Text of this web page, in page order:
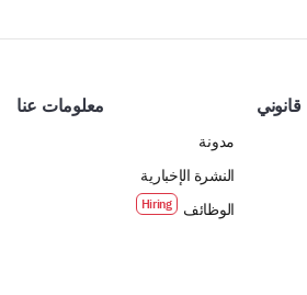
قانوني معلومات عنا
مدونة
النشرة الإخبارية
الوظائف